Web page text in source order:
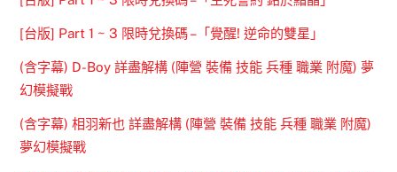
[台版] Part 1 ~ 3 限時兌換碼 –「覺醒! 逆命的雙星」
(含字幕) D-Boy 詳盡解構 (陣營 裝備 技能 兵種 職業 附魔) 夢
幻模擬戰
(含字幕) 相羽新也 詳盡解構 (陣營 裝備 技能 兵種 職業 附魔)
夢幻模擬戰